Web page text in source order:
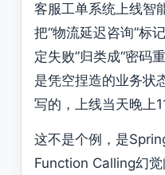
客服工单系统上线智
把“物流延迟咨询”标
定失败”归类成“密码
是凭空捏造的业务状
写的，上线当天晚上
这不是个例，是
Function Calling幻